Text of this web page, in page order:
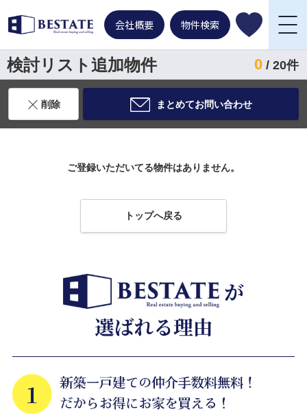
会社概要 物件検索
検討リスト追加物件 0 / 20件
削除 まとめてお問い合わせ
ご登録いただいてる物件はありません。
トップへ戻る